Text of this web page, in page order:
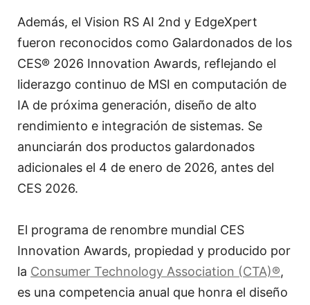
Además, el Vision RS AI 2nd y EdgeXpert
fueron reconocidos como Galardonados de los
CES® 2026 Innovation Awards, reflejando el
liderazgo continuo de MSI en computación de
IA de próxima generación, diseño de alto
rendimiento e integración de sistemas. Se
anunciarán dos productos galardonados
adicionales el 4 de enero de 2026, antes del
CES 2026.
El programa de renombre mundial CES
Innovation Awards, propiedad y producido por
la Consumer Technology Association (CTA)®,
es una competencia anual que honra el diseño